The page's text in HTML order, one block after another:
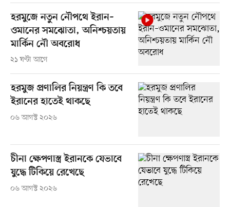
হরমুজে নতুন নৌপথে ইরান–
ওমানের সমঝোতা, অনিশ্চয়তায়
মার্কিন নৌ অবরোধ
২১ ঘণ্টা আগে
হরমুজ প্রণালির নিয়ন্ত্রণ কি তবে
ইরানের হাতেই থাকছে
০৬ আগস্ট ২০২৬
চীনা ক্ষেপণাস্ত্র ইরানকে যেভাবে
যুদ্ধে টিকিয়ে রেখেছে
০৬ আগস্ট ২০২৬